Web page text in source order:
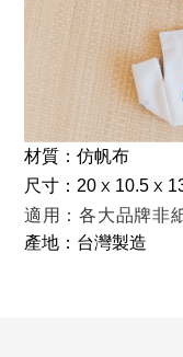
材質：仿帆布
尺寸：20 x 10.5 x
適用：各大品牌非
產地：台灣製造